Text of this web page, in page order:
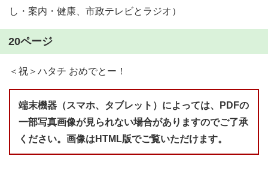
し・案内・健康、市政テレビとラジオ）
20ページ
＜祝＞ハタチ おめでとー！
端末機器（スマホ、タブレット）によっては、PDFの
一部写真画像が見られない場合がありますのでご了承
ください。画像はHTML版でご覧いただけます。